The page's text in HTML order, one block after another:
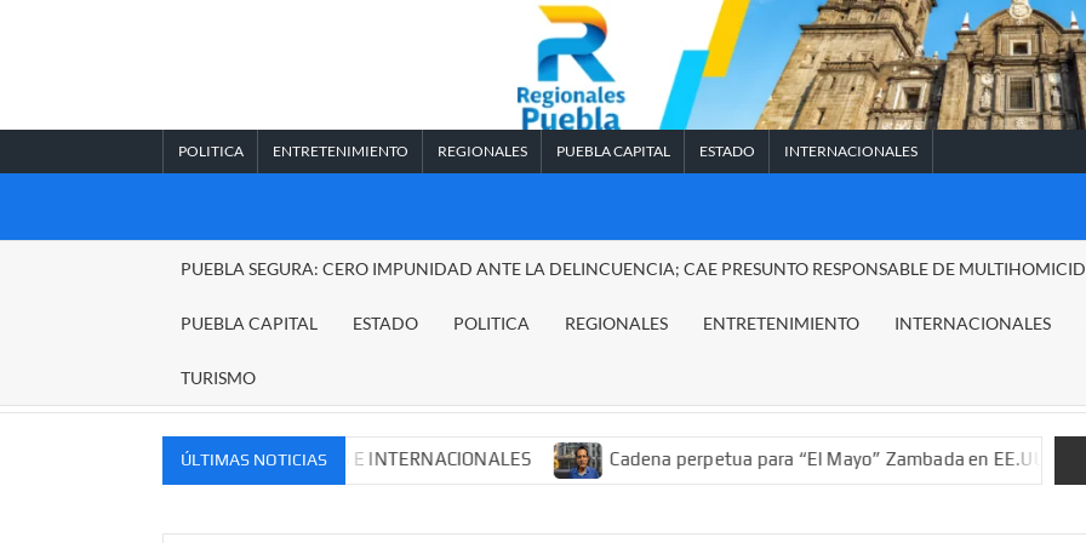
POLITICA ENTRETENIMIENTO REGIONALES PUEBLA CAPITAL ESTADO INTERNACIONALES
REGIONALES
PUEBLA SEGURA: CERO IMPUNIDAD ANTE LA DELINCUENCIA; CAE PRESUNTO RESPONSABLE DE
PUEBLA CAPITAL ESTADO POLITICA REGIONALES ENTRETENIMIENTO INTERNACIONALES
TURISMO
ÚLTIMAS NOTICIAS
MERCADOS NACIONALES E INTERNACIONALES Cadena perpetua para “El Mayo” Zambada en EE.UU.; ordenan